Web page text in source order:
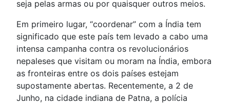
seja pelas armas ou por quaisquer outros meios.
Em primeiro lugar, “coordenar” com a Índia tem
significado que este país tem levado a cabo uma
intensa campanha contra os revolucionários
nepaleses que visitam ou moram na Índia, embora
as fronteiras entre os dois países estejam
supostamente abertas. Recentemente, a 2 de
Junho, na cidade indiana de Patna, a polícia